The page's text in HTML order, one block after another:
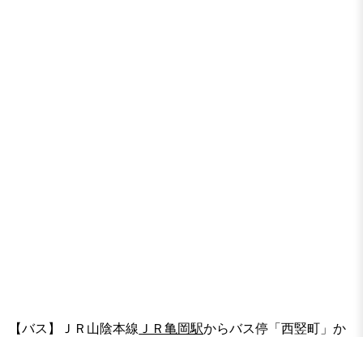
【バス】ＪＲ山陰本線 ＪＲ亀岡駅からバス停「西竪町」か